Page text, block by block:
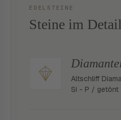
EDELSTEINE
Steine im Detail
Altschliff
Si - P / getönt